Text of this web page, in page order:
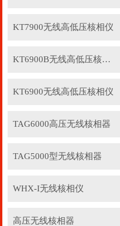
KT7900无线高低压核相仪
KT6900B无线高低压核相仪
KT6900无线高低压核相仪
TAG6000高压无线核相器
TAG5000型无线核相器
WHX-I无线核相仪
高压无线核相器